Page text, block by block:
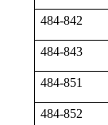
484-842
484-843
484-851
484-852